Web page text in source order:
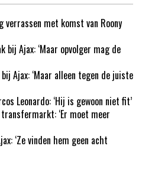
verrassen met komst van Roony
bij Ajax: ‘Maar opvolger mag de
Ajax: ‘Maar alleen tegen de juiste
Leonardo: ‘Hij is gewoon niet fit’
‘Er moet meer
‘Ze vinden hem geen acht